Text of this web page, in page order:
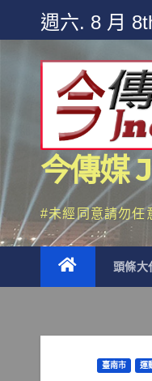
content
週六. 8 月
今傳媒
#未經同意請勿任
頭條大
臺南市 運